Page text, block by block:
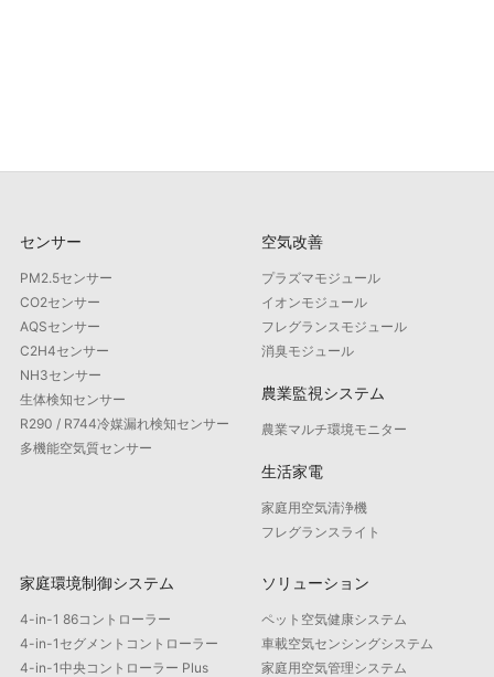
センサー
PM2.5センサー
CO2センサー
AQSセンサー
C2H4センサー
NH3センサー
生体検知センサー
R290 / R744冷媒漏れ検知センサー
多機能空気質センサー
空気改善
プラズマモジュール
イオンモジュール
フレグランスモジュール
消臭モジュール
農業監視システム
農業マルチ環境モニター
生活家電
家庭用空気清浄機
フレグランスライト
家庭環境制御システム
4-in-1 86コントローラー
4-in-1セグメントコントローラー
4-in-1中央コントローラー Plus
ソリューション
ペット空気健康システム
車載空気センシングシステム
家庭用空気管理システム